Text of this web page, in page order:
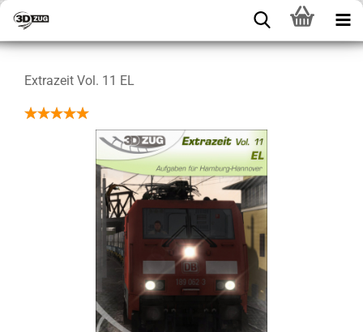
Extrazeit Vol. 11 EL